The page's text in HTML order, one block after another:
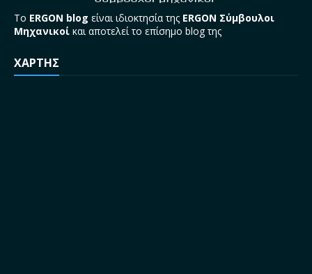
Το ERGON blog είναι ιδιοκτησία της ERGON Σύμβουλοι
Μηχανικοί και αποτελεί το επίσημο blog της
ΧΑΡΤΗΣ